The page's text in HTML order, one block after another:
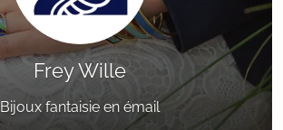
Frey Wille
Bijoux fantaisie en émail